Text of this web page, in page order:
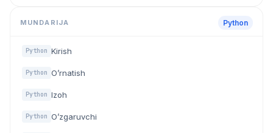
MUNDARIJA Python
Python Kirish
Python O’rnatish
Python Izoh
Python O’zgaruvchi